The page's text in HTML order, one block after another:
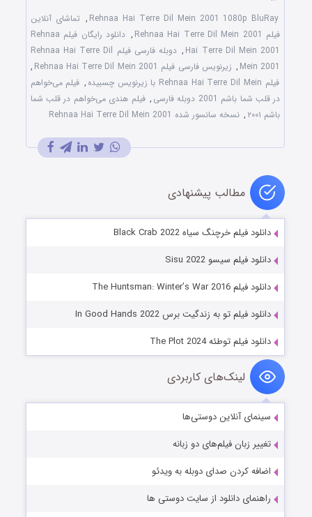
Rehnaa Hai Terre Dil Mein 2001 1080p BluRay
, تماشای آنلاین
فیلم Rehnaa Hai Terre Dil Mein 2001
,
دانلود رایگان فیلم Rehnaa
Hai Terre Dil Mein 2001
,
دوبله فارسی فیلم Rehnaa Hai Terre Dil
Mein 2001
, زیرنویس فارسی فیلم Rehnaa Hai Terre Dil Mein 2001
,
فیلم Rehnaa Hai Terre Dil Mein با زیرنویس چسبیده
, فیلم می‌خواهم
در قلب شما باشم 2001 دوبله فارسی
, فیلم هندی می‌خواهم در قلب شما
باشم ۲۰۰۱
, نسخه سانسور شده Rehnaa Hai Terre Dil Mein 2001
مطالب پیشنهادی
دانلود فیلم خرچنگ سیاه Black Crab 2022
دانلود فیلم سیسو Sisu 2022
دانلود فیلم The Huntsman: Winter’s War 2016
دانلود فیلم تو به زندگیت برس In Good Hands 2022
دانلود فیلم توطئه The Plot 2024
لینک‌های کاربردی
سینمای آنلاین دوستی‌ها
تغییر زبان فیلم‌های دو زبانه
اضافه کردن صدای دوبله به ویدئو
راهنمای دانلود از سایت دوستی ها